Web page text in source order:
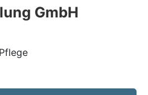
GmbH